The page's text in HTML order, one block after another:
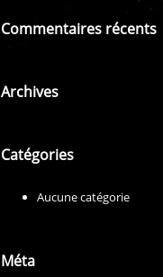
Commentaires récents
Archives
Catégories
Aucune catégorie
Méta